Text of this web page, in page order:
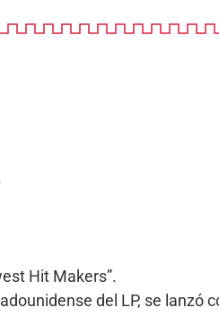
Hit Makers”.
del LP, se